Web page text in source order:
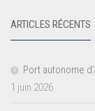
ARTICLES RÉCENTS
Port autonome
1 juin 2026